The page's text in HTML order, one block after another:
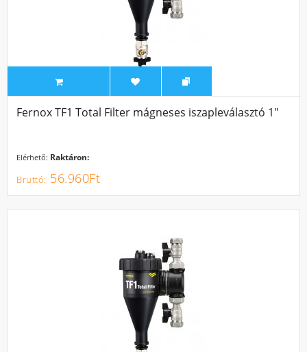
Fernox TF1 Total Filter mágneses iszapleválasztó 1"
Elérhető: Raktáron:
56.960Ft